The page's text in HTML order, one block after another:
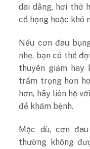
dai dẳng, hơi thở
cổ họng hoặc khó
Nếu cơn đau
nhẹ, bạn có thể
thuyên giảm hay
trầm trọng hơn
hơn, hãy liên hệ
để khám bệnh.
Mặc dù, cơn
thường không